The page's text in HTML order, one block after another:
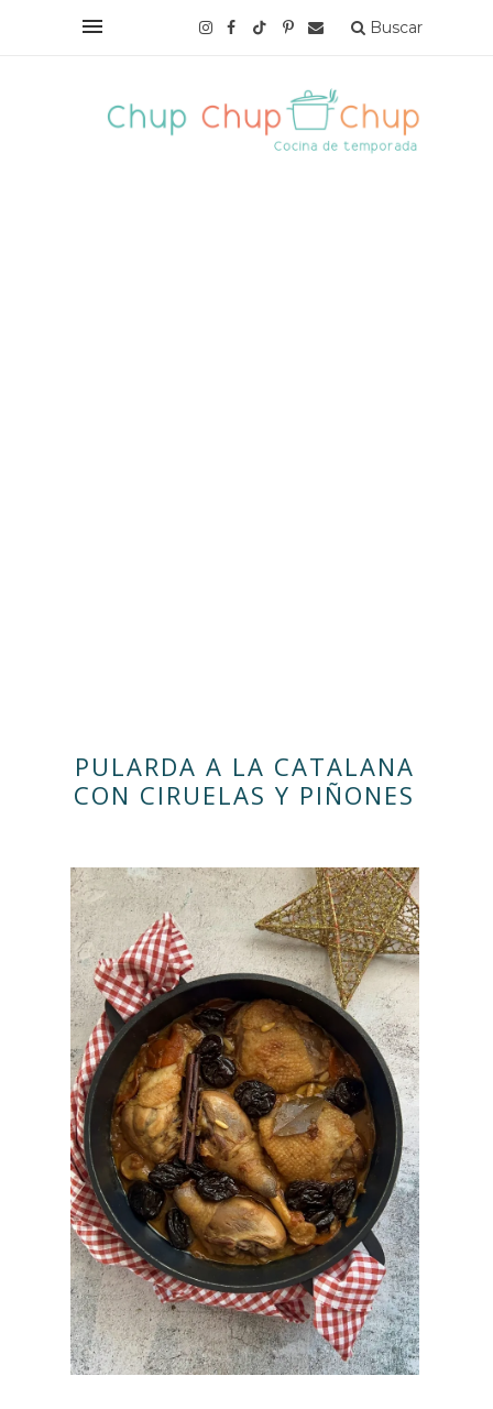
Buscar
PULARDA A LA CATALANA
CON CIRUELAS Y PIÑONES